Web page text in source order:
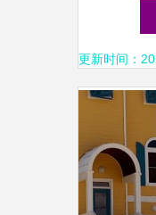
沟通指
更新时间：